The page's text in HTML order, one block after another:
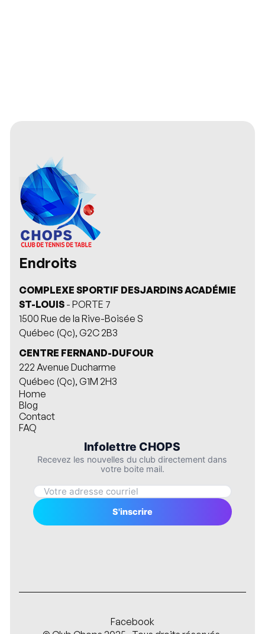
Endroits
COMPLEXE SPORTIF DESJARDINS ACADÉMIE
ST-LOUIS - PORTE 7
1500 Rue de la Rive-Boisée S
Québec (Qc), G2C 2B3
CENTRE FERNAND-DUFOUR
222 Avenue Ducharme
Québec (Qc), G1M 2H3
Home
Blog
Contact
FAQ
Facebook